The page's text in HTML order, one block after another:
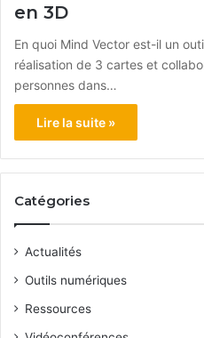
en 3D
En quoi Mind Vector est-il un
réalisation de 3 cartes et
personnes dans…
Lire la suite »
Catégories
Actualités
Outils numériques
Ressources